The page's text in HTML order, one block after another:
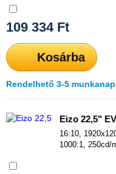
109 334Ft
Kosárba
Rendelhető 3-5 munkanap
Eizo 22,5"
16:10,
1000:1, 250cd/